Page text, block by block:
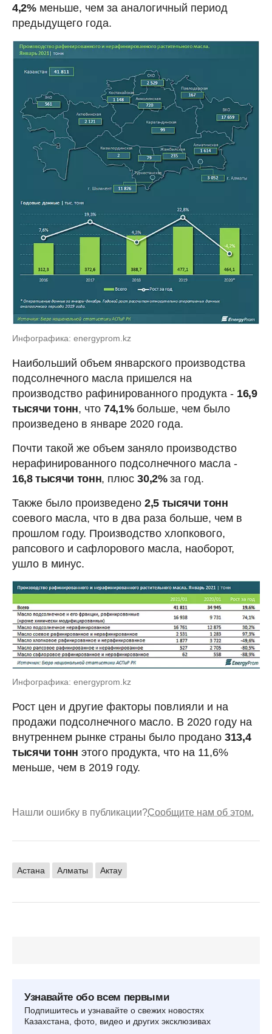
4,2%меньше, чем за аналогичный период
предыдущего года.
Инфографика: energyprom.kz
Наибольший объем январского производства
подсолнечного масла пришелся на
производство рафинированного продукта - 16,9
тысячи тонн, что74,1% больше, чем было
произведено в январе 2020 года.
Почти такой же объем заняло производство
нерафинированного подсолнечного масла -
16,8 тысячи тонн, плюс30,2%за год.
Также было произведено 2,5 тысячи тонн
соевого масла, что в два раза больше, чем в
прошлом году. Производство хлопкового,
рапсового и сафлорового масла, наоборот,
ушло в минус.
Инфографика: energyprom.kz
Рост цен и другие факторы повлияли и на
продажи подсолнечного масло. В 2020 году на
внутреннем рынке страны было продано 313,4
тысячи тонн этого продукта, что на 11,6%
меньше, чем в 2019 году.
Нашли ошибку в публикации?Сообщите нам об этом.
Астана Алматы Актау
Узнавайте обо всем первыми
Подпишитесь и узнавайте о свежих новостях
Казахстана, фото, видео и других эксклюзивах